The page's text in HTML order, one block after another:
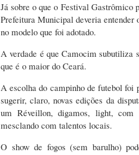
Já sobre o que o Festival Gastrômico
Prefeitura Municipal deveria entender
no modelo que foi adotado.
A verdade é que Camocim subutiliza
que é o maior do Ceará.
A escolha do campinho de futebol foi
sugerir, claro, novas edições da
um Réveillon, digamos, light, com
mesclando com talentos locais.
O show de fogos (sem barulho)